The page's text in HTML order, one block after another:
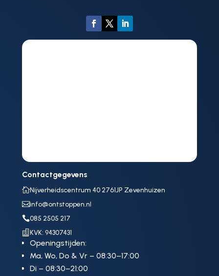
Contactgegevens
Nijverheidscentrum 40 2761JP Zevenhuizen
info@ontstoppen.nl
085 2505 217
 KVK: 94307431
Openingstijden:
Ma, Wo, Do & Vr – 08:30–17:00
Di – 08:30–21:00